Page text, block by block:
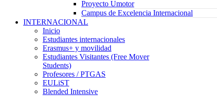
Proyecto Umotor
Campus de Excelencia Internacional
INTERNACIONAL
Inicio
Estudiantes internacionales
Erasmus+ y movilidad
Estudiantes Visitantes (Free Mover
Students)
Profesores / PTGAS
EULiST
Blended Intensive